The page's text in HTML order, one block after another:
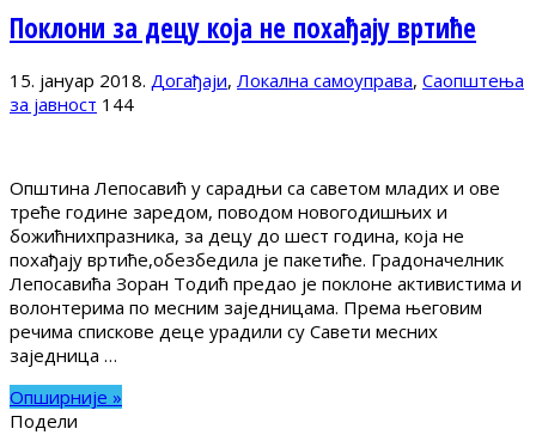
Поклони за децу која не похађају вртиће
15. јануар 2018. Догађаји, Локална самоуправа, Саопштења
за јавност 144
Општина Лепосавић у сарадњи са саветом младих и ове
треће године заредом, поводом новогодишњих и
божићнихпразника, за децу до шест година, која не
похађају вртиће,обезбедила је пакетиће. Градоначелник
Лепосавића Зоран Тодић предао је поклоне активистима и
волонтерима по месним заједницама. Према његовим
речима спискове деце урадили су Савети месних
заједница …
Опширније »
Подели